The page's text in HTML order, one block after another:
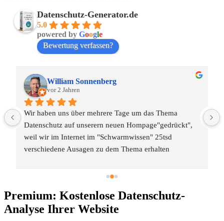
Datenschutz-Generator.de
5.0
powered by Google
Bewertung verfassen?
William Sonnenberg
vor 2 Jahren
Wir haben uns über mehrere Tage um das Thema
Datenschutz auf unserern neuen Hompage"gedrückt",
weil wir im Internet im "Schwarmwissen" 25tsd
verschiedene Ausagen zu dem Thema erhalten
Thema in 30 Minuten verstanden und uns eine passende
Dankeschön an Dr. Thomas Schwenke !!!!
Premium: Kostenlose Datenschutz-
Analyse Ihrer Website